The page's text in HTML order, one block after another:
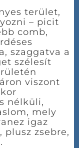
terület,
– picit
comb,
szaggatva a
szélesít
viszont
nélküli,
mely
igaz
zsebre,